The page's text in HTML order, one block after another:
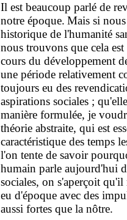
Il est beaucoup parlé de
notre époque. Mais si
historique de l'humanité
nous trouvons que cela est
cours du développement
une période relativement
toujours eu des
aspirations sociales ;
manière formulée, je
théorie abstraite, qui est
caractéristique des temps
l'on tente de savoir
humain parle aujourd'hui
sociales, on s'aperçoit
eu d'époque avec des
aussi fortes que la nôtre.